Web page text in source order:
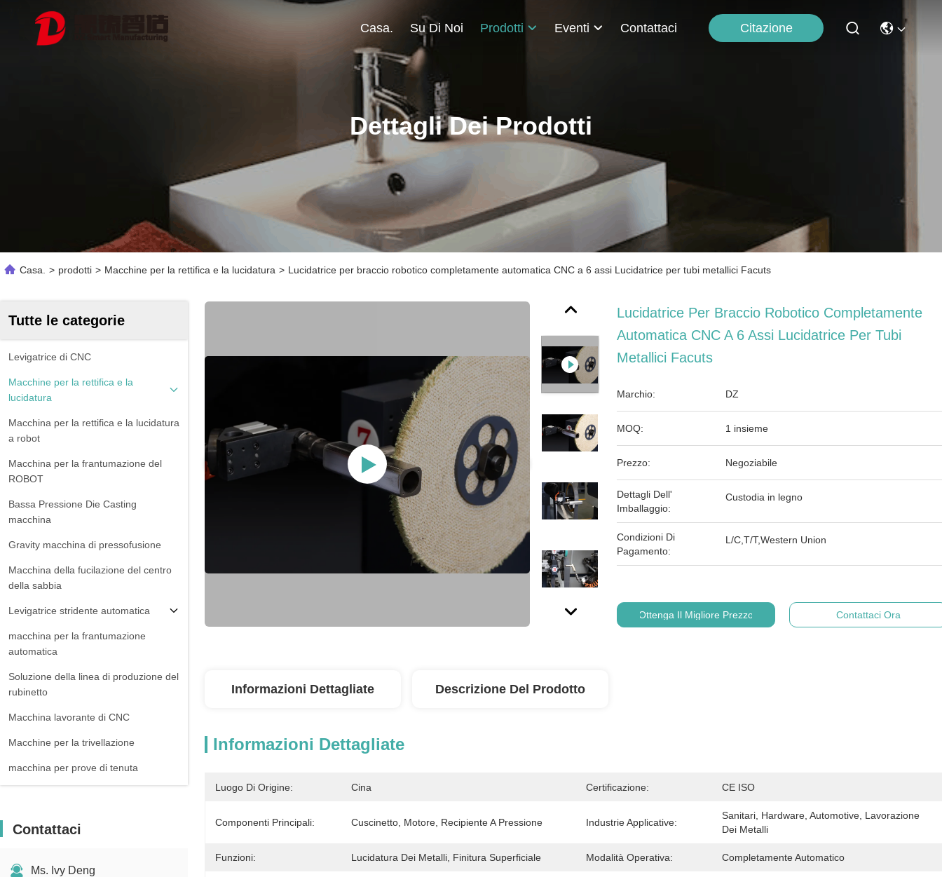
Casa. Su Di Noi Prodotti Eventi Contattaci Citazione
Dettagli Dei Prodotti
Casa. > prodotti > Macchine per la rettifica e la lucidatura > Lucidatrice per braccio robotico completamente automatica CNC a 6 assi Lucidatrice per tubi metallici Facuts
Tutte le categorie
Levigatrice di CNC
Macchine per la rettifica e la
lucidatura
Macchina per la rettifica e la lucidatura
a robot
Macchina per la frantumazione del
ROBOT
Bassa Pressione Die Casting
macchina
Gravity macchina di pressofusione
Macchina della fucilazione del centro
della sabbia
Levigatrice stridente automatica
macchina per la frantumazione
automatica
Soluzione della linea di produzione del
rubinetto
Macchina lavorante di CNC
Macchine per la trivellazione
macchina per prove di tenuta
Contattaci
Ms. Ivy Deng
Lucidatrice Per Braccio Robotico Completamente
Automatica CNC A 6 Assi Lucidatrice Per Tubi
Metallici Facuts
Marchio: DZ
MOQ: 1 insieme
Prezzo: Negoziabile
Dettagli Dell'
Imballaggio:
Custodia in legno
Condizioni Di
Pagamento:
L/C,T/T,Western Union
Ottenga Il Migliore Prezzo Contattaci Ora
Informazioni Dettagliate Descrizione Del Prodotto
Informazioni Dettagliate
Luogo Di Origine: Cina Certificazione: CE ISO
Componenti Principali: Cuscinetto, Motore, Recipiente A Pressione Industrie Applicative:
Sanitari, Hardware, Automotive, Lavorazione
Dei Metalli
Funzioni: Lucidatura Dei Metalli, Finitura Superficiale Modalità Operativa: Completamente Automatico